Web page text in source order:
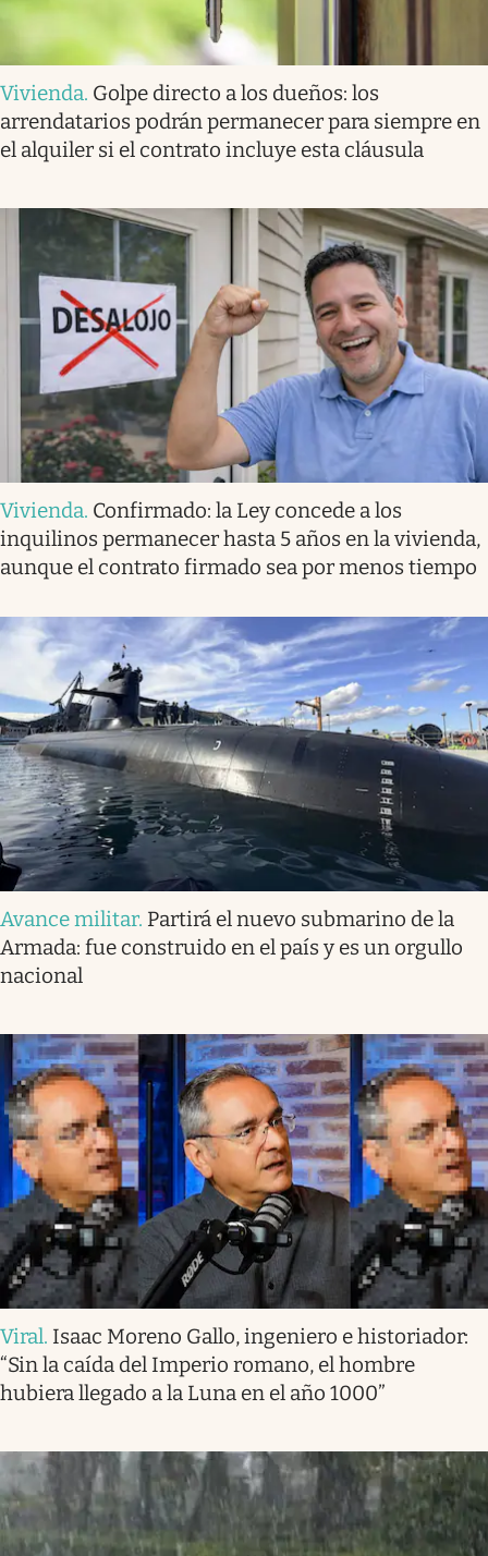
Vivienda. Golpe directo a los dueños: los
arrendatarios podrán permanecer para siempre en
el alquiler si el contrato incluye esta cláusula
Vivienda. Confirmado: la Ley concede a los
inquilinos permanecer hasta 5 años en la vivienda,
aunque el contrato firmado sea por menos tiempo
Avance militar. Partirá el nuevo submarino de la
Armada: fue construido en el país y es un orgullo
nacional
Viral. Isaac Moreno Gallo, ingeniero e historiador:
“Sin la caída del Imperio romano, el hombre
hubiera llegado a la Luna en el año 1000”